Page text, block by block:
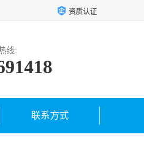
资质认证
线:
联系方式